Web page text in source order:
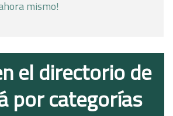
mismo!
el directorio de
por categorías